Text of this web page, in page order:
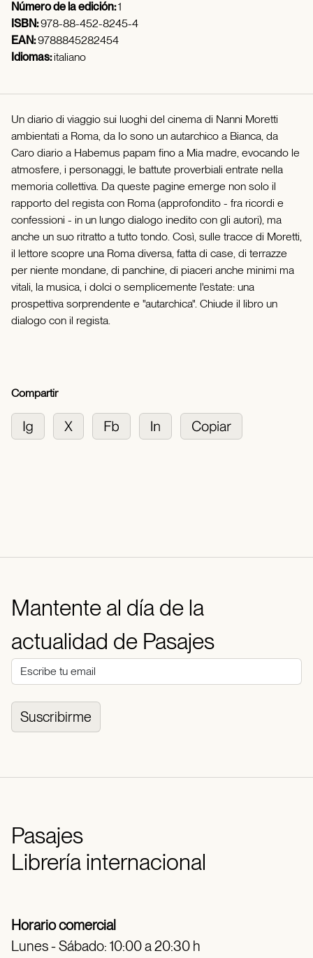
Número de la edición:1
ISBN:978-88-452-8245-4
EAN:9788845282454
Idiomas:italiano
Un diario di viaggio sui luoghi del cinema di Nanni Moretti
ambientati a Roma, da Io sono un autarchico a Bianca, da
Caro diario a Habemus papam fino a Mia madre, evocando le
atmosfere, i personaggi, le battute proverbiali entrate nella
memoria collettiva. Da queste pagine emerge non solo il
rapporto del regista con Roma (approfondito - fra ricordi e
confessioni - in un lungo dialogo inedito con gli autori), ma
anche un suo ritratto a tutto tondo. Così, sulle tracce di Moretti,
il lettore scopre una Roma diversa, fatta di case, di terrazze
per niente mondane, di panchine, di piaceri anche minimi ma
vitali, la musica, i dolci o semplicemente l'estate: una
prospettiva sorprendente e "autarchica". Chiude il libro un
dialogo con il regista.
Compartir
Mantente al día de la
actualidad de Pasajes
Suscribirme
Pasajes
Librería internacional
Horario comercial
Lunes - Sábado: 10:00 a 20:30 h